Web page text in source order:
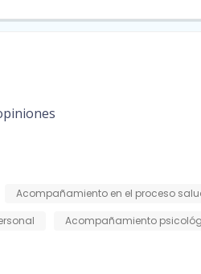
Acompañamiento en el proceso
Acompañamiento